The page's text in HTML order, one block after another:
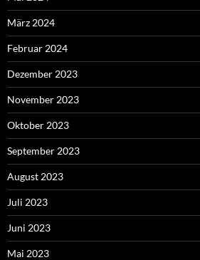
März 2024
Februar 2024
Dezember 2023
November 2023
Oktober 2023
September 2023
August 2023
Juli 2023
Juni 2023
Mai 2023